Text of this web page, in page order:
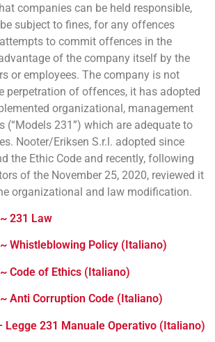
companies can be held responsible,
subject to fines, for any offences
to commit offences in the
of the company itself by the
or employees. The company is not
perpetration of offences, it has adopted
organizational, management
(“Models 231”) which are adequate to
Nooter/Eriksen S.r.l. adopted since
the Ethic Code and recently, following
of the November 25, 2020, reviewed it
organizational and law modification.
231 Law
Whistleblowing Policy (Italiano)
Code of Ethics (Italiano)
Anti Corruption Code (Italiano)
Legge 231 Manuale Operativo (Italiano)